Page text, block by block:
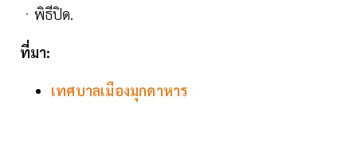
ㆍพิธีปิด.
ที่มา:
เทศบาลเมืองมุกดาหาร